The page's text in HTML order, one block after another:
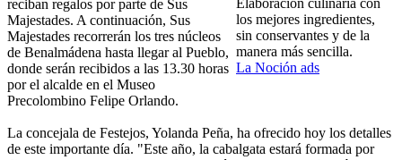
Elaboración culinaria con
los mejores ingredientes,
sin conservantes y de la
manera más sencilla.
La Noción ads
reciban regalos por parte de Sus
Majestades. A continuación, Sus
Majestades recorrerán los tres núcleos
de Benalmádena hasta llegar al Pueblo,
donde serán recibidos a las 13.30 horas
por el alcalde en el Museo
Precolombino Felipe Orlando.
La concejala de Festejos, Yolanda Peña, ha ofrecido hoy los detalles
de este importante día. "Este año, la cabalgata estará formada por